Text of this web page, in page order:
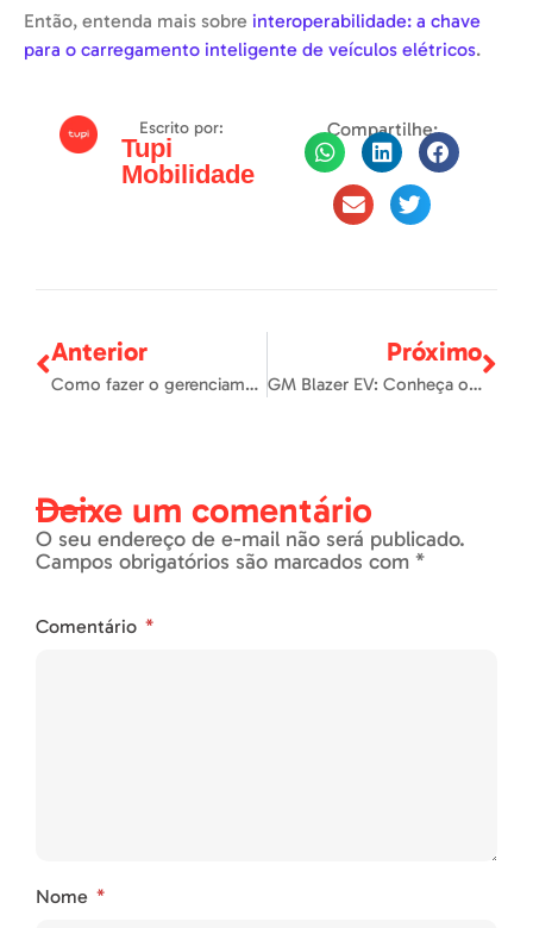
Então, entenda mais sobre interoperabilidade: a chave
para o carregamento inteligente de veículos elétricos.
Escrito por:
Tupi
Mobilidade
Compartilhe:
Anterior
Como fazer o gerenciamento de redes de recarga de forma eficiente com o Tupi Conecta
Próximo
GM Blazer EV: Conheça o SUV elétrico que promete revolucionar o Brasil
Deixe um comentário
O seu endereço de e-mail não será publicado.
Campos obrigatórios são marcados com *
Comentário
Nome